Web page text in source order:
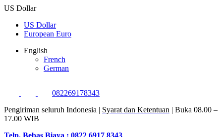
US Dollar
US Dollar
European Euro
English
French
German
082269178343
Pengiriman seluruh Indonesia | Syarat dan Ketentuan | Buka 08.00 –
17.00 WIB
Telp. Bebas Biaya : 0822 6917 8343